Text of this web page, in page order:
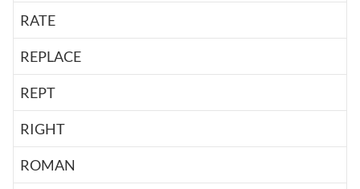
RATE
REPLACE
REPT
RIGHT
ROMAN